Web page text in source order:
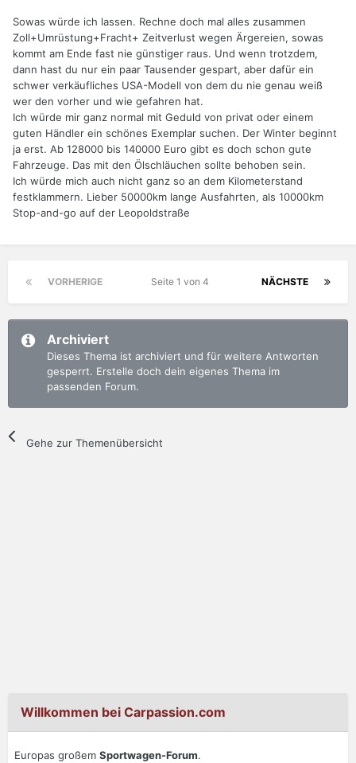
Sowas würde ich lassen. Rechne doch mal alles zusammen
Zoll+Umrüstung+Fracht+ Zeitverlust wegen Ärgereien, sowas
kommt am Ende fast nie günstiger raus. Und wenn trotzdem,
dann hast du nur ein paar Tausender gespart, aber dafür ein
schwer verkäufliches USA-Modell von dem du nie genau weiß
wer den vorher und wie gefahren hat.
Ich würde mir ganz normal mit Geduld von privat oder einem
guten Händler ein schönes Exemplar suchen. Der Winter beginnt
ja erst. Ab 128000 bis 140000 Euro gibt es doch schon gute
Fahrzeuge. Das mit den Ölschläuchen sollte behoben sein.
Ich würde mich auch nicht ganz so an dem Kilometerstand
festklammern. Lieber 50000km lange Ausfahrten, als 10000km
Stop-and-go auf der Leopoldstraße
VORHERIGE NÄCHSTE
Seite 1 von 4
Archiviert
Dieses Thema ist archiviert und für weitere Antworten
gesperrt. Erstelle doch dein eigenes Thema im
passenden Forum.
Gehe zur Themenübersicht
Willkommen bei Carpassion.com
Europas großem Sportwagen-Forum.